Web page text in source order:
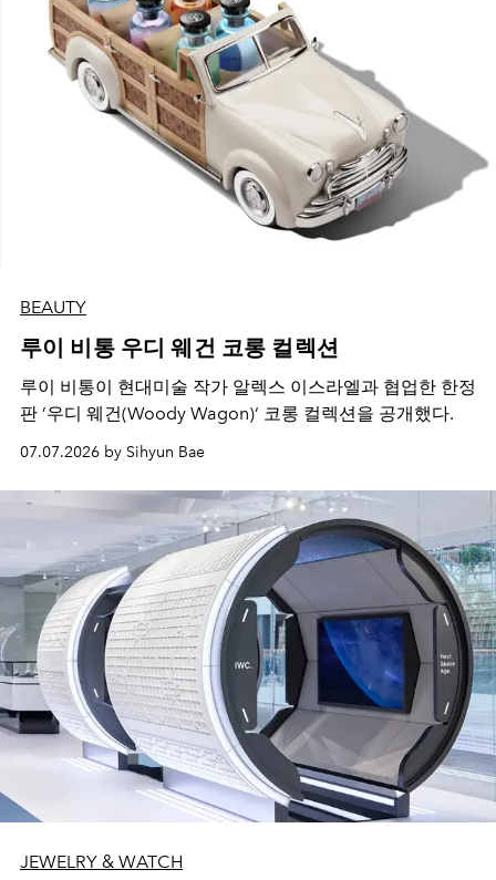
BEAUTY
루이 비통 우디 웨건 코롱 컬렉션
루이 비통이 현대미술 작가 알렉스 이스라엘과 협업한 한정
판 ’우디 웨건(Woody Wagon)‘ 코롱 컬렉션을 공개했다.
07.07.2026 by Sihyun Bae
JEWELRY & WATCH